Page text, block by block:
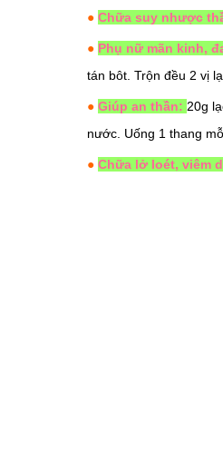
● Chữa suy nhược
● Phụ nữ mãn kinh,
tán bôt. Trộn đều 2 vị
● Giúp an thần: 20g
nước. Uống 1 thang
● Chữa lở loét, viêm